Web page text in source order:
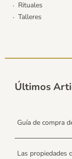
Rituales
Talleres
Últimos
Guía de compra
Las propiedades